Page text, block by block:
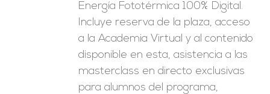
Energía Fototérmica 100% Digital.
Incluye reserva de la plaza, acceso
a la Academia Virtual y al contenido
disponible en esta, asistencia a las
masterclass en directo exclusivas
para alumnos del programa,